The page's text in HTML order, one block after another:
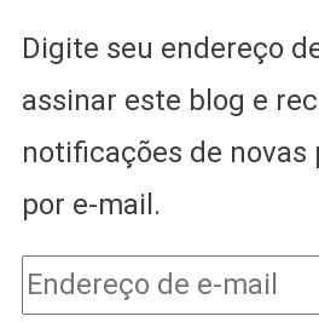
Digite seu endereço
assinar este blog e
notificações de novas
por e-mail.
Endereço